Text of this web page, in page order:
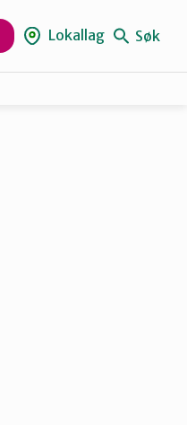
Lokallag Søk